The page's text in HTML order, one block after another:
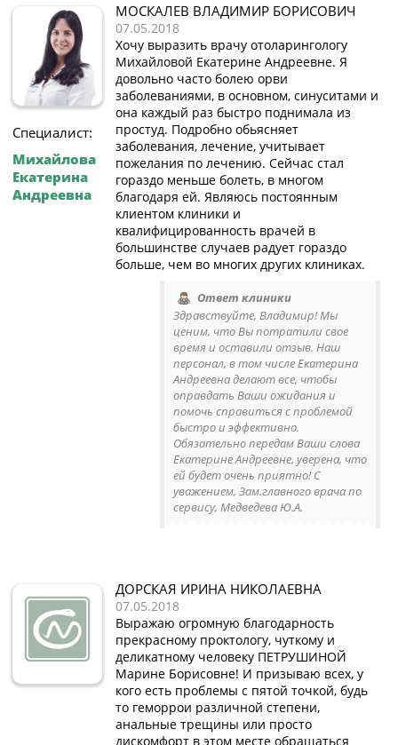
Специалист:
Михайлова
Екатерина
Андреевна
МОСКАЛЕВ ВЛАДИМИР БОРИСОВИЧ
07.05.2018
Хочу выразить врачу отоларингологу
Михайловой Екатерине Андреевне. Я
довольно часто болею орви
заболеваниями, в основном, синуситами и
она каждый раз быстро поднимала из
простуд. Подробно обьясняет
заболевания, лечение, учитывает
пожелания по лечению. Сейчас стал
гораздо меньше болеть, в многом
благодаря ей. Являюсь постоянным
клиентом клиники и
квалифицированность врачей в
большинстве случаев радует гораздо
больше, чем во многих других клиниках.
Ответ клиники
Здравствуйте, Владимир! Мы
ценим, что Вы потратили свое
время и оставили отзыв. Наш
персонал, в том числе Екатерина
Андреевна делают все, чтобы
оправдать Ваши ожидания и
помочь справиться с проблемой
быстро и эффективно.
Обязательно передам Ваши слова
Екатерине Андреевне, уверена, что
ей будет очень приятно! С
уважением, Зам.главного врача по
сервису, Медведева Ю.А.
ДОРСКАЯ ИРИНА НИКОЛАЕВНА
07.05.2018
Выражаю огромную благодарность
прекрасному проктологу, чуткому и
деликатному человеку ПЕТРУШИНОЙ
Марине Борисовне! И призываю всех, у
кого есть проблемы с пятой точкой, будь
то геморрои различной степени,
анальные трещины или просто
дискомфорт в этом месте обращаться